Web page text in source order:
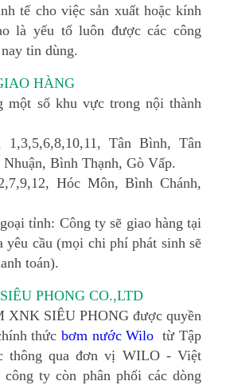
tế cho việc sản xuất hoặc kính
là yếu tố luôn được các công
tin dùng.
HÀNG
một số khu vực trong nội thành
Tân Bình, Tân
Bình Thạnh, Gò Vấp.
Hóc Môn, Bình Chánh,
tỉnh: Công ty sẽ giao hàng tại
yêu cầu (mọi chi phí phát sinh sẽ
toán).
PHONG CO.,LTD
XNK SIÊU PHONG được quyền
thức bơm nước Wilo từ Tập
qua đơn vị WILO - Việt
ty còn phân phối các dòng